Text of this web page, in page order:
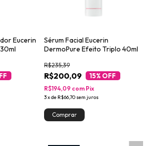
Eucerin
Sérum Facial Eucerin
DermoPure Efeito Triplo 40ml
R$200,09
R$235,39
15% OFF
3xde R$66,70 sem juros
R$194,09 com Pix